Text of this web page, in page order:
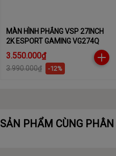
MÀN HÌNH PHẲNG VSP 27INCH
2K ESPORT GAMING VG274Q
3.550.000₫
3.990.000₫ -12%
SẢN PHẨM CÙNG PHÂN